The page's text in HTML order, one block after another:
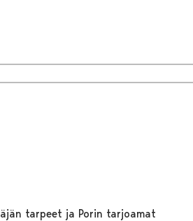
tarpeet ja Porin tarjoamat